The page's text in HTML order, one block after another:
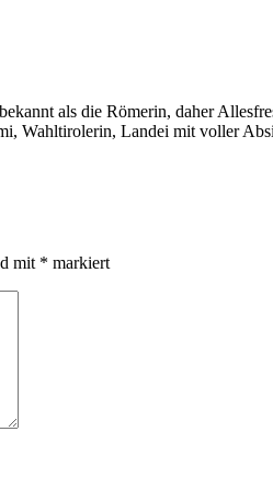
als die Römerin, daher
Wahltirolerin, Landei mit voller
mit * markiert